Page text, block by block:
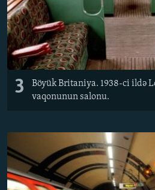
3
Böyük Britaniya. 1938-ci ildə
vaqonunun salonu.